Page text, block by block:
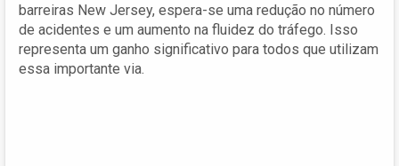
barreiras New Jersey, espera-se uma redução no número
de acidentes e um aumento na fluidez do tráfego. Isso
representa um ganho significativo para todos que utilizam
essa importante via.